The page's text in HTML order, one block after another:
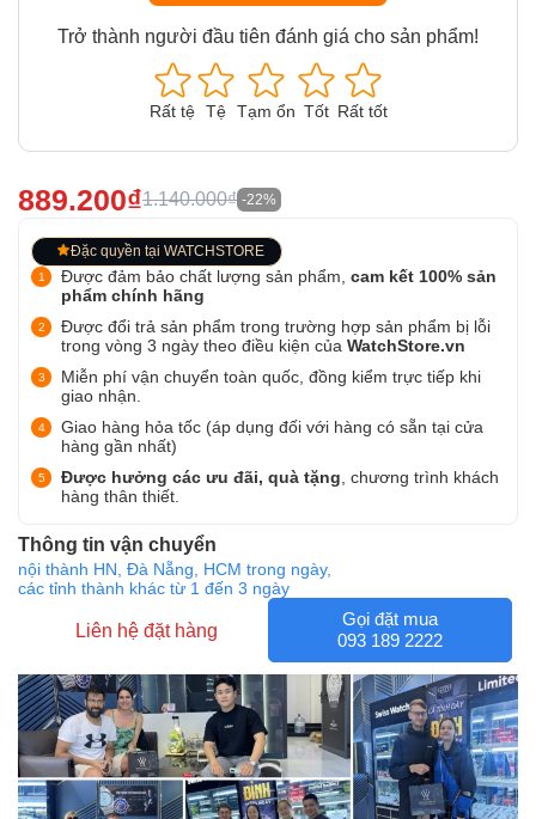
Trở thành người đầu tiên đánh giá cho sản phẩm!
Rất tệ Tệ Tạm ổn Tốt Rất tốt
889.200₫1.140.000₫ -22%
Đặc quyền tại WATCHSTORE
Được đảm bảo chất lượng sản phẩm, cam kết 100% sản
phẩm chính hãng
Được đổi trả sản phẩm trong trường hợp sản phẩm bị lỗi
trong vòng 3 ngày theo điều kiện của WatchStore.vn
Miễn phí vận chuyển toàn quốc, đồng kiểm trực tiếp khi
giao nhận.
Giao hàng hỏa tốc (áp dụng đối với hàng có sẵn tại cửa
hàng gần nhất)
Được hưởng các ưu đãi, quà tặng , chương trình khách
hàng thân thiết.
Thông tin vận chuyển
nội thành HN, Đà Nẵng, HCM trong ngày,
các tỉnh thành khác từ 1 đến 3 ngày
Liên hệ đặt hàng
Gọi đặt mua
093 189 2222